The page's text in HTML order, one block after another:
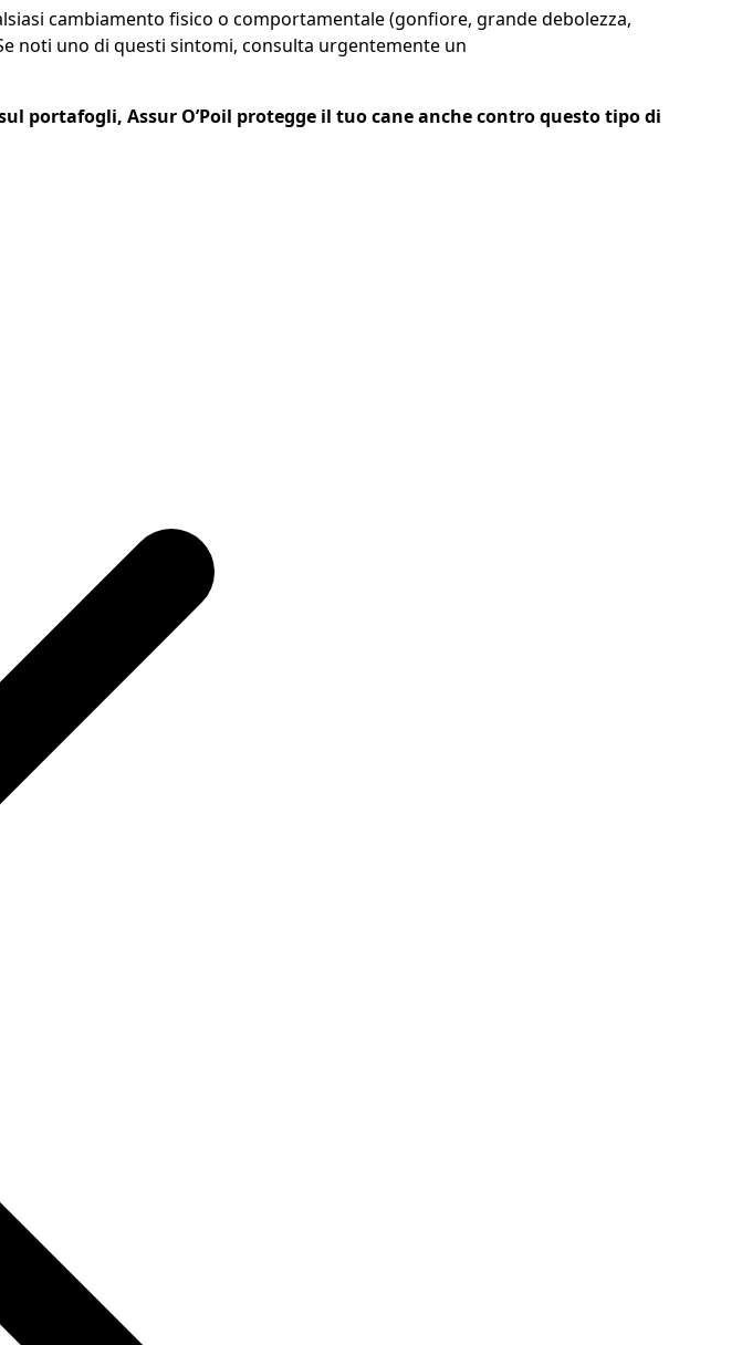
cambiamento fisico o comportamentale (gonfiore, grande debolezza,
noti uno di questi sintomi, consulta urgentemente un
Assur O’Poil protegge il tuo cane anche contro questo tipo di